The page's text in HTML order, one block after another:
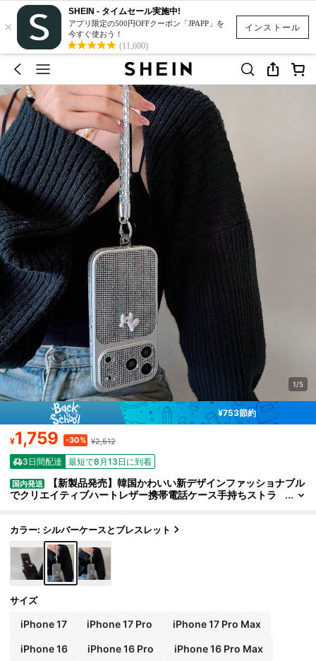
インストール
×
SHEIN - タイムセール実施中!
アプリ限定の500円OFFクーポン「JPAPP」を
今すぐ使おう！
(11,600)
1/5
¥753節約
¥1,759 -30% ¥2,512
3日間配達 最短で8月13日に到着
国内発送
【新製品発売】韓国かわいい新デザインファッショナブル
でクリエイティブハートレザー携帯電話ケース手持ちストラ
ン、冬、女性向け、防水、人気 携帯ケース 耐衝撃 落下防止 高級
感、
カラー: シルバーケースとブレスレット
サイズ
iPhone 17 iPhone 17 Pro iPhone 17 Pro Max
iPhone 16 iPhone 16 Pro iPhone 16 Pro Max